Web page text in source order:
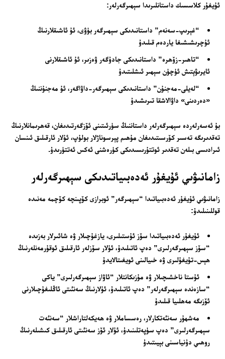
ئۇيغۇر كلاسسىك داستانلىرىدا سېھىرگەرلەر:
“غېرىپ-سەنەم” داستانىدىكى سېھىرگەر بۈۋى، ئۇ ئاشىقلارنىڭ
ئۇچرىشىشىغا ياردەم قىلىدۇ
“تاھىر-زۆھرە” داستانىدىكى جادۇگەر ۋەزىر، ئۇ ئاشىقلارنى
ئايرىۋېتىش ئۈچۈن سېھىر ئىشلىتىدۇ
“لەيلى-مەجنۇن” داستانىدىكى سېھىرگەر-داۋاگەر، ئۇ مەجنۇننىڭ
«دەردىنى» داۋالاشقا تىرىشىدۇ
بۇ ئەسەرلەردە سېھىرگەرلەر داستاننىڭ سۈرئىتىنى ئۆزگەرتىدىغان، قەھرىمانلارنىڭ
تەقدىرىگە تەسىر كۆرسىتىدىغان مۇھىم پېرسوناژلار بولۇپ، ئۇلار ئارقىلىق ئىنسان
ئىرادىسى بىلەن تەقدىر ئوتتۇرىسىدىكى كۈرەشنى ئەكس ئەتتۈرىدۇ.
زامانىۋىي ئۇيغۇر ئەدەبىياتىدىكى سېھىرگەرلەر
زامانىۋىي ئۇيغۇر ئەدەبىياتىدا “سېھىرگەر” ئوبرازى كۆپىنچە كۆچمە مەنىدە
قوللىنىلىدۇ:
ئۇيغۇر ئەدەبىياتىدا سۆز ئۇستىلىرى، يازغۇچىلار ۋە شائىرلار بەزىدە
“سۆز سېھىرگەرلىرى” دەپ ئاتىلىدۇ، ئۇلار سۆزلەر ئارقىلىق ئوقۇرمەنلەرنىڭ
ھېس-تۇيغۇلىرى ۋە خىيالىنى ئويغىتالايدۇ
ئۇستا ناخشىچىلار ۋە مۇزىكانتلار “ئاۋاز سېھىرگەرلىرى” ياكى
“سازەندە سېھىرگەرلەر” دەپ ئاتىلىدۇ، ئۇلارنىڭ سەنئىتى ئاڭلىغۇچىلارنى
ئۆزىگە مەھلىيا قىلىدۇ
مەشھۇر سەنئەتكارلار، رەسساملار ۋە ھەيكەلتاراشلار “سەنئەت
سېھىرگەرلىرى” دەپ سۈپەتلىنىدۇ، ئۇلار ئۆز سەنئىتى ئارقىلىق كىشىلەرنىڭ
روھىي دۇنياسىنى بېيىتىدۇ